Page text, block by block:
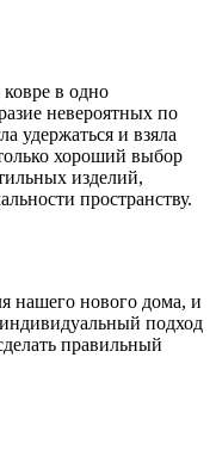
в одно
невероятных по
удержаться и взяла
хороший выбор
изделий,
пространству.
нашего нового дома, и
подход
правильный